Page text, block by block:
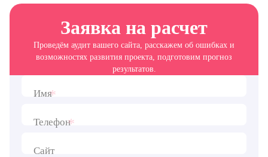
Заявка на расчет
Проведём аудит вашего сайта, расскажем об ошибках и
возможностях развития проекта, подготовим прогноз
результатов.
Имя*
Телефон*
Сайт